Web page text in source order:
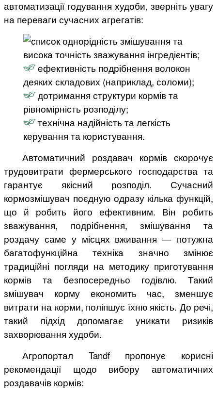
автоматизації годування худоби, зверніть увагу
на переваги сучасних агрегатів:
однорідність змішування та
висока точність зважування інгредієнтів;
ефективність подрібнення волокон
деяких складових (наприклад, соломи);
дотримання структури кормів та
рівномірність розподілу;
технічна надійність та легкість
керування та користування.
Автоматичний роздавач кормів скорочує
трудовитрати фермерського господарства та
гарантує якісний розподіл. Сучасний
кормозмішувач поєдную одразу кілька функцій,
що й робить його ефективним. Він робить
зважування, подрібнення, змішування та
роздачу саме у місцях вживання — потужна
багатофункційна техніка значно змінює
традиційні погляди на методику приготування
кормів та безпосередньо годівлю. Такий
змішувач корму економить час, зменшує
витрати на корми, поліпшує їхню якість. До речі,
такий підхід допомагає уникати ризиків
захворювання худоби.
Агропортал Tandf пропонує корисні
рекомендації щодо вибору автоматичних
роздавачів кормів: